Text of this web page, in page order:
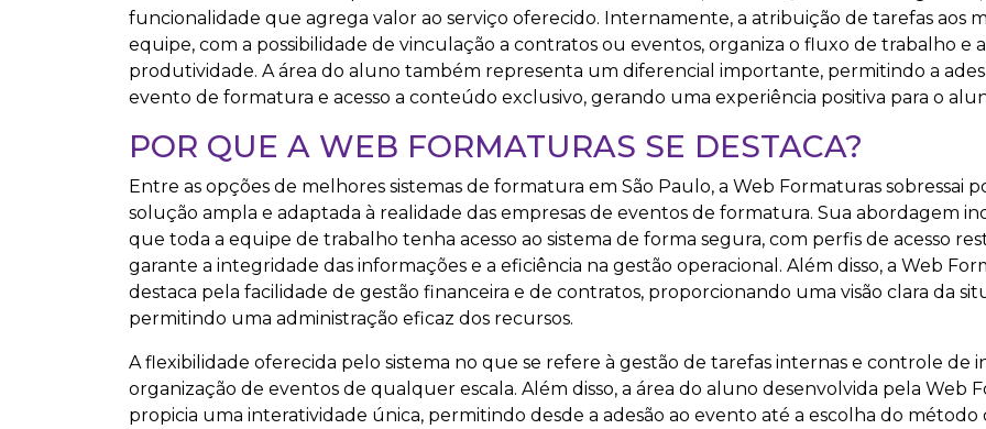
funcionalidade que agrega valor ao serviço oferecido. Internamente, a atribuição de tarefas aos
equipe, com a possibilidade de vinculação a contratos ou eventos, organiza o fluxo de trabalho e
produtividade. A área do aluno também representa um diferencial importante, permitindo a
evento de formatura e acesso a conteúdo exclusivo, gerando uma experiência positiva para o
POR QUE A WEB FORMATURAS SE DESTACA?
Entre as opções de melhores sistemas de formatura em São Paulo, a Web Formaturas sobressai
solução ampla e adaptada à realidade das empresas de eventos de formatura. Sua abordagem
que toda a equipe de trabalho tenha acesso ao sistema de forma segura, com perfis de acesso
garante a integridade das informações e a eficiência na gestão operacional. Além disso, a Web
destaca pela facilidade de gestão financeira e de contratos, proporcionando uma visão clara da
permitindo uma administração eficaz dos recursos.
A flexibilidade oferecida pelo sistema no que se refere à gestão de tarefas internas e controle de
organização de eventos de qualquer escala. Além disso, a área do aluno desenvolvida pela Web
propicia uma interatividade única, permitindo desde a adesão ao evento até a escolha do